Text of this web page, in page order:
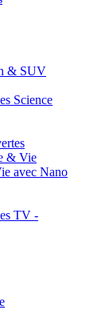
& SUV
Science
& Vie
avec Nano
TV -